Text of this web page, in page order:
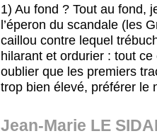
1) Au fond ? Tout au fond,
l’éperon du scandale (les
caillou contre lequel
hilarant et ordurier : tout
oublier que les premiers
trop bien élevé, préférer
Jean-Marie LE